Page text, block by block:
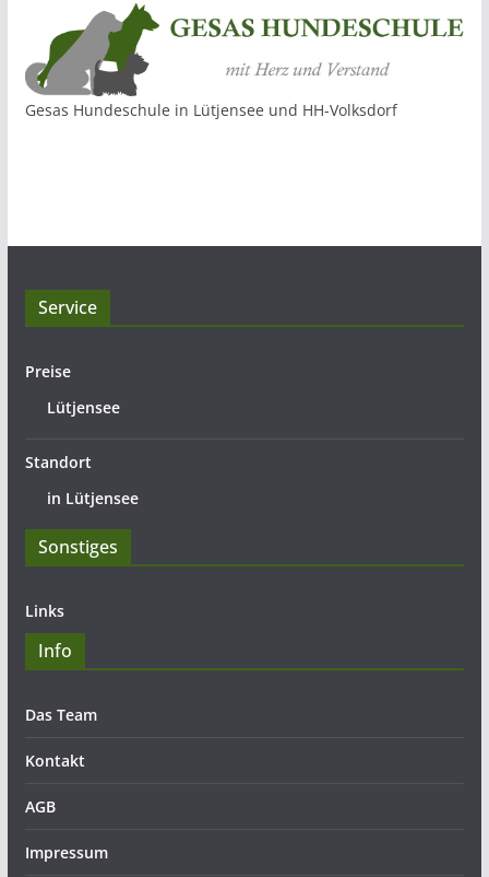
Gesas Hundeschule in Lütjensee und HH-Volksdorf
Service
Preise
Lütjensee
Standort
in Lütjensee
Sonstiges
Links
Info
Das Team
Kontakt
AGB
Impressum